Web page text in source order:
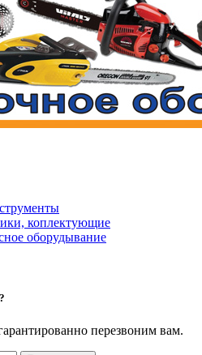
коплектующие
оборудывание
перезвоним вам.